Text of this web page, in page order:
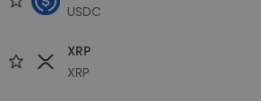
USDC
XRP
XRP